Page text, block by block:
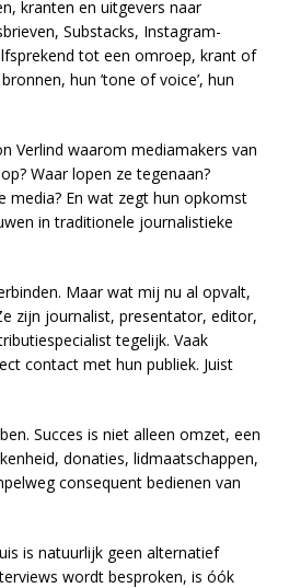
kranten en uitgevers naar
Substacks, Instagram-
tot een omroep, krant of
hun ’tone of voice’, hun
Verlind waarom mediamakers van
Waar lopen ze tegenaan?
media? En wat zegt hun opkomst
in traditionele journalistieke
Maar wat mij nu al opvalt,
zijn journalist, presentator, editor,
tegelijk. Vaak
contact met hun publiek. Juist
Succes is niet alleen omzet, een
donaties, lidmaatschappen,
consequent bedienen van
is natuurlijk geen alternatief
wordt besproken, is óók